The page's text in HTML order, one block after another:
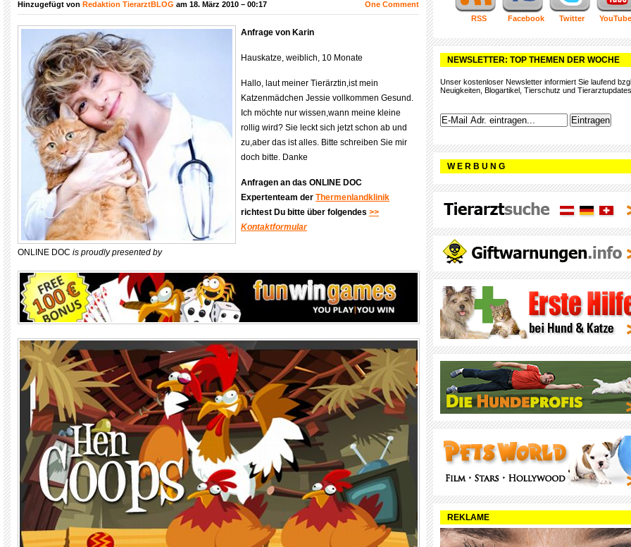
Hinzugefügt von Redaktion TierarztBLOG am 18. März 2010 – 00:17 One Comment
Anfrage von Karin
Hauskatze, weiblich, 10 Monate
Hallo, laut meiner Tierärztin,ist mein
Katzenmädchen Jessie vollkommen Gesund.
Ich möchte nur wissen,wann meine kleine
rollig wird? Sie leckt sich jetzt schon ab und
zu,aber das ist alles. Bitte schreiben Sie mir
doch bitte. Danke
Anfragen an das ONLINE DOC
Expertenteam der Thermenlandklinik
richtest Du bitte über folgendes >>
Kontaktformular
ONLINE DOC is proudly presented by
RSS Facebook Twitter YouTube
NEWSLETTER: TOP THEMEN DER WOCHE
Unser kostenloser Newsletter informiert Sie laufend
Neuigkeiten, Blogartikel, Tierschutz und
W E R B U N G
REKLAME